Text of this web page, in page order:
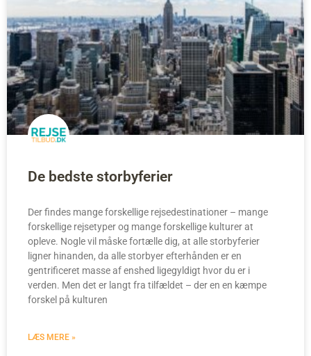
De bedste storbyferier
Der findes mange forskellige rejsedestinationer – mange
forskellige rejsetyper og mange forskellige kulturer at
opleve. Nogle vil måske fortælle dig, at alle storbyferier
ligner hinanden, da alle storbyer efterhånden er en
gentrificeret masse af enshed ligegyldigt hvor du er i
verden. Men det er langt fra tilfældet – der en en kæmpe
forskel på kulturen
LÆS MERE »